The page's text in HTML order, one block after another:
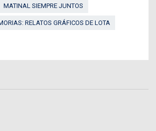
MATINAL SIEMPRE JUNTOS
RELATOS GRÁFICOS DE LOTA